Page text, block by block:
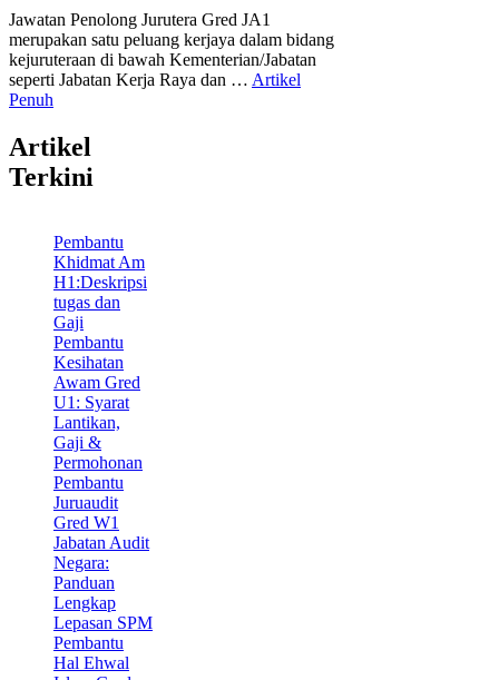
Jawatan Penolong Jurutera Gred JA1
merupakan satu peluang kerjaya dalam bidang
kejuruteraan di bawah Kementerian/Jabatan
seperti Jabatan Kerja Raya dan … Artikel
Penuh
Artikel
Terkini
Pembantu
Khidmat Am
H1:Deskripsi
tugas dan
Gaji
Pembantu
Kesihatan
Awam Gred
U1: Syarat
Lantikan,
Gaji &
Permohonan
Pembantu
Juruaudit
Gred W1
Jabatan Audit
Negara:
Panduan
Lengkap
Lepasan SPM
Pembantu
Hal Ehwal